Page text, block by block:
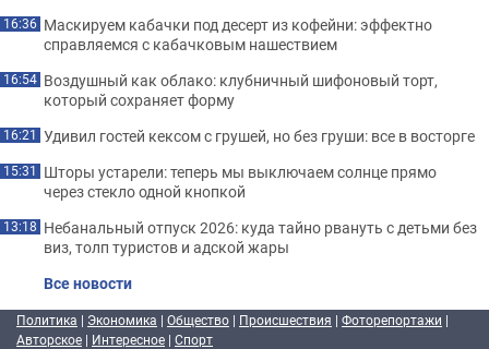
16:36 Маскируем кабачки под десерт из кофейни: эффектно
справляемся с кабачковым нашествием
16:54 Воздушный как облако: клубничный шифоновый торт,
который сохраняет форму
16:21 Удивил гостей кексом с грушей, но без груши: все в восторге
15:31 Шторы устарели: теперь мы выключаем солнце прямо
через стекло одной кнопкой
13:18 Небанальный отпуск 2026: куда тайно рвануть с детьми без
виз, толп туристов и адской жары
Все новости
Политика | Экономика | Общество | Происшествия | Фоторепортажи |
Авторское | Интересное | Спорт